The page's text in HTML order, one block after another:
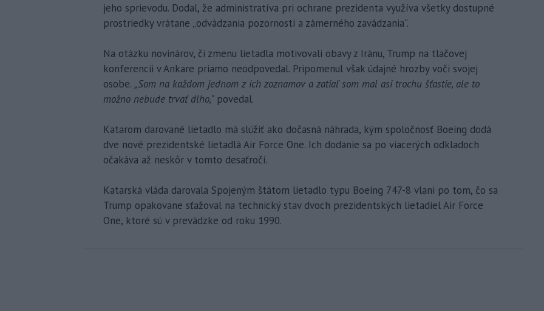
jeho sprievodu. Dodal, že administratíva pri ochrane prezidenta využíva všetky dostupné
prostriedky vrátane „odvádzania pozornosti a zámerného zavádzania“.
Na otázku novinárov, či zmenu lietadla motivovali obavy z Iránu, Trump na tlačovej
konferencii v Ankare priamo neodpovedal. Pripomenul však údajné hrozby voči svojej
osobe. „Som na každom jednom z ich zoznamov a zatiaľ som mal asi trochu šťastie, ale to
možno nebude trvať dlho,“ povedal.
Katarom darované lietadlo má slúžiť ako dočasná náhrada, kým spoločnosť Boeing dodá
dve nové prezidentské lietadlá Air Force One. Ich dodanie sa po viacerých odkladoch
očakáva až neskôr v tomto desaťročí.
Katarská vláda darovala Spojeným štátom lietadlo typu Boeing 747-8 vlani po tom, čo sa
Trump opakovane sťažoval na technický stav dvoch prezidentských lietadiel Air Force
One, ktoré sú v prevádzke od roku 1990.